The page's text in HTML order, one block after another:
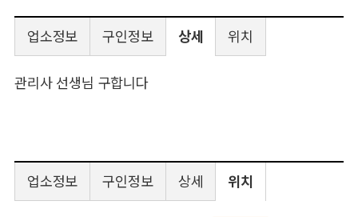
업소정보 구인정보 상세 위치
관리사 선생님 구합니다
업소정보 구인정보 상세 위치